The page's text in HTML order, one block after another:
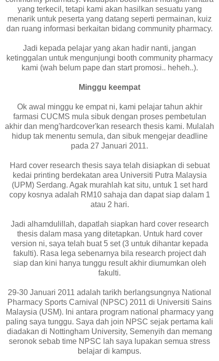
yang terkecil, tetapi kami akan hasilkan sesuatu yang
menarik untuk peserta yang datang seperti permainan, kuiz
dan ruang informasi berkaitan bidang community pharmacy.
Jadi kepada pelajar yang akan hadir nanti, jangan
ketinggalan untuk mengunjungi booth community pharmacy
kami (wah belum pape dan start promosi.. heheh..).
Minggu keempat
Ok awal minggu ke empat ni, kami pelajar tahun akhir
farmasi CUCMS mula sibuk dengan proses pembetulan
akhir dan meng'hardcover'kan research thesis kami. Mulalah
hidup tak menentu semula, dan sibuk mengejar deadline
pada 27 Januari 2011.
Hard cover research thesis saya telah disiapkan di sebuat
kedai printing berdekatan area Universiti Putra Malaysia
(UPM) Serdang. Agak murahlah kat situ, untuk 1 set hard
copy kosnya adalah RM10 sahaja dan dapat siap dalam 1
atau 2 hari.
Jadi alhamdulillah, dapatlah siapkan hard cover research
thesis dalam masa yang ditetapkan. Untuk hard cover
version ni, saya telah buat 5 set (3 untuk dihantar kepada
fakulti). Rasa lega sebenarnya bila research project dah
siap dan kini hanya tunggu result akhir diumumkan oleh
fakulti.
29-30 Januari 2011 adalah tarikh berlangsungnya National
Pharmacy Sports Carnival (NPSC) 2011 di Universiti Sains
Malaysia (USM). Ini antara program national pharmacy yang
paling saya tunggu. Saya dah join NPSC sejak pertama kali
diadakan di Nottingham University, Semenyih dan memang
seronok sebab time NPSC lah saya lupakan semua stress
belajar di kampus.